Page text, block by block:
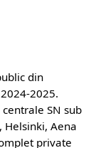
din
2025.
SN sub
Helsinki, Aena
private